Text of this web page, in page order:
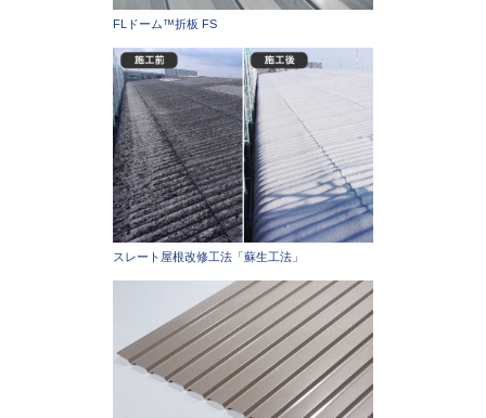
FLドーム™折板 FS
スレート屋根改修工法「蘇生工法」